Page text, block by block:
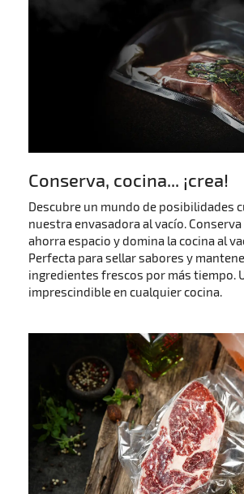
Conserva, cocina... ¡crea!
Descubre un mundo de posibilidades
nuestra envasadora al vacío.
ahorra espacio y domina la cocina al
Perfecta para sellar sabores y
ingredientes frescos por más tiempo.
imprescindible en cualquier cocina.